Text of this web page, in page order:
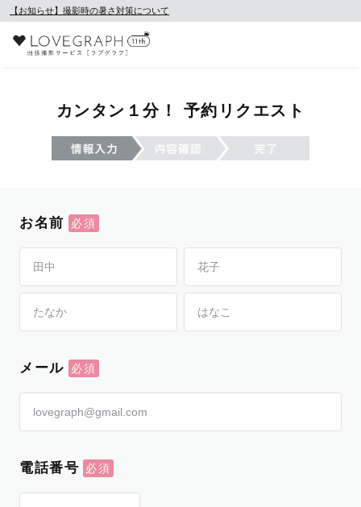
【お知らせ】撮影時の暑さ対策について
カンタン１分！ 予約リクエスト
お名前
メール
電話番号